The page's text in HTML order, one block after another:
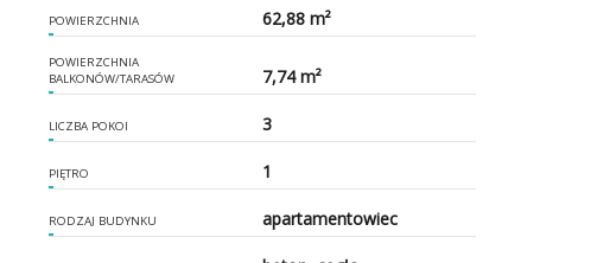
POWIERZCHNIA 62,88 m²
POWIERZCHNIA
BALKONÓW/TARASÓW
7,74 m²
LICZBA POKOI 3
PIĘTRO 1
RODZAJ BUDYNKU apartamentowiec